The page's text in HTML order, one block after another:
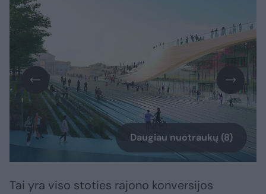
Daugiau nuotraukų (8)
Tai yra viso stoties rajono konversijos